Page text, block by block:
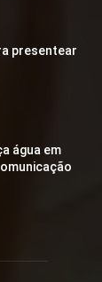
presentear
água em